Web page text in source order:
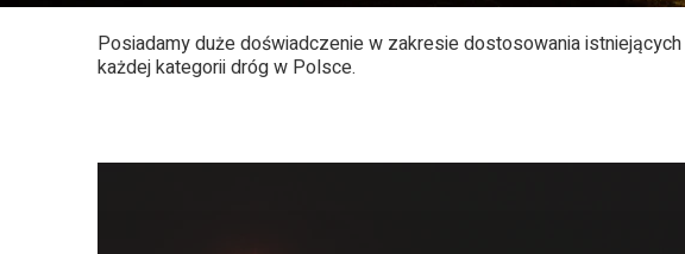
Posiadamy duże doświadczenie w zakresie dostosowania
każdej kategorii dróg w Polsce.